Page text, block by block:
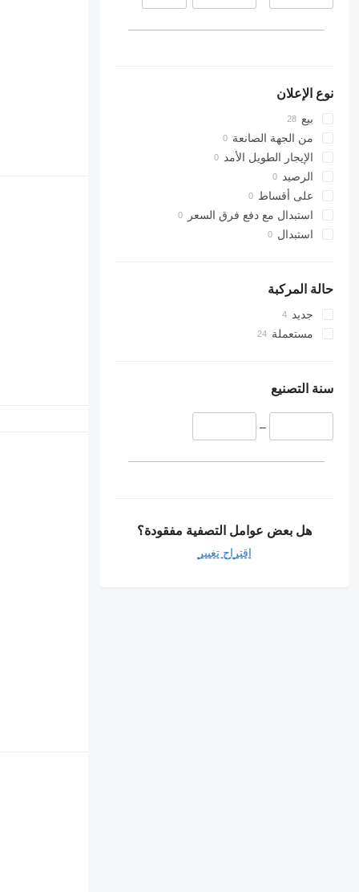
نوع الإعلان
بيع
من الجهة الصانعة
الإيجار الطويل الأمد
الرصيد
على أقساط
استبدال مع دفع فرق السعر
استبدال
حالة المركبة
جديد
مستعملة
سنة التصنيع
–
هل بعض عوامل التصفية مفقودة؟
اقتراح تغيير